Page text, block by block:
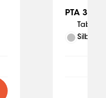
PTA
Tablet-
Silber